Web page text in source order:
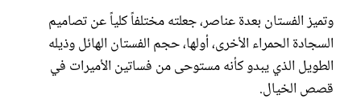
وتميز الفستان بعدة عناصر، جعلته مختلفاً كلياً عن تصاميم
السجادة الحمراء الأخرى، أولها، حجم الفستان الهائل وذيله
الطويل الذي يبدو كأنه مستوحى من فساتين الأميرات في
قصص الخيال.